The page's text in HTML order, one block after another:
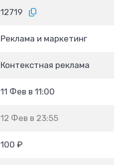
12719
Реклама и маркетинг
Контекстная реклама
11 Фев в 11:00
12 Фев в 23:55
100 ₽